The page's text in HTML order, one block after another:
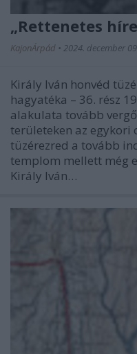
„Rettenetes
KajonÁrpád • 2024. december 09.
Király Iván honvéd
hagyatéka – 36. rész
alakulata tovább
területeken az egykori
tüzérezred a tovább
templom mellett még
Király Iván…